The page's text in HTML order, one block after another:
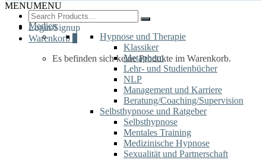
Search
for:
Login/Signup
Warenkorb
Es befinden sich keine Produkte im Warenkorb.
MENUMENU
Medien
Hypnose und Therapie
Klassiker
Metaphern
Lehr- und Studienbücher
NLP
Management und Karriere
Beratung/Coaching/Supervision
Selbsthypnose und Ratgeber
Selbsthypnose
Mentales Training
Medizinische Hypnose
Sexualität und Partnerschaft